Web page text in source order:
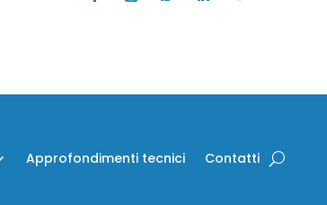
Approfondimenti tecnici Contatti